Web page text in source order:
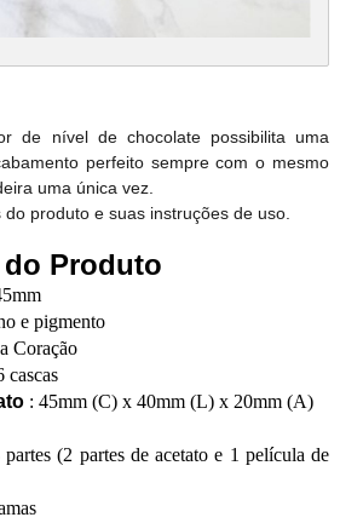
de nível de chocolate possibilita uma
perfeito sempre com o mesmo
uma única vez.
produto e suas instruções de uso.
Produto
e pigmento
Coração
cascas
: 45mm (C) x 40mm (L) x 20mm (A)
partes (2 partes de acetato e 1 película de